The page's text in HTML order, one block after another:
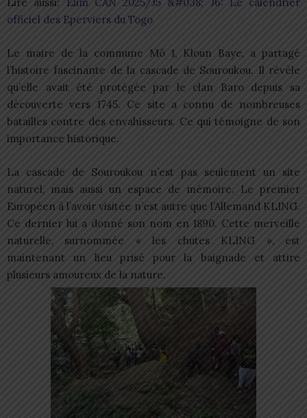
Lire aussi: Elim CAN 2025/J5 &#038; J6: Le calendrier
officiel des Eperviers du Togo
Le maire de la commune Mô 1, Kloun Baye, a partagé
l’histoire fascinante de la cascade de Souroukou. Il révèle
qu’elle avait été protégée par le clan Baro depuis sa
découverte vers 1745. Ce site a connu de nombreuses
batailles contre des envahisseurs. Ce qui témoigne de son
importance historique.
La cascade de Souroukou n’est pas seulement un site
naturel, mais aussi un espace de mémoire. Le premier
Européen à l’avoir visitée n’est autre que l’Allemand KLING.
Ce dernier lui a donné son nom en 1890. Cette merveille
naturelle, surnommée « les chutes KLING », est
maintenant un lieu prisé pour la baignade et attire
plusieurs amoureux de la nature.